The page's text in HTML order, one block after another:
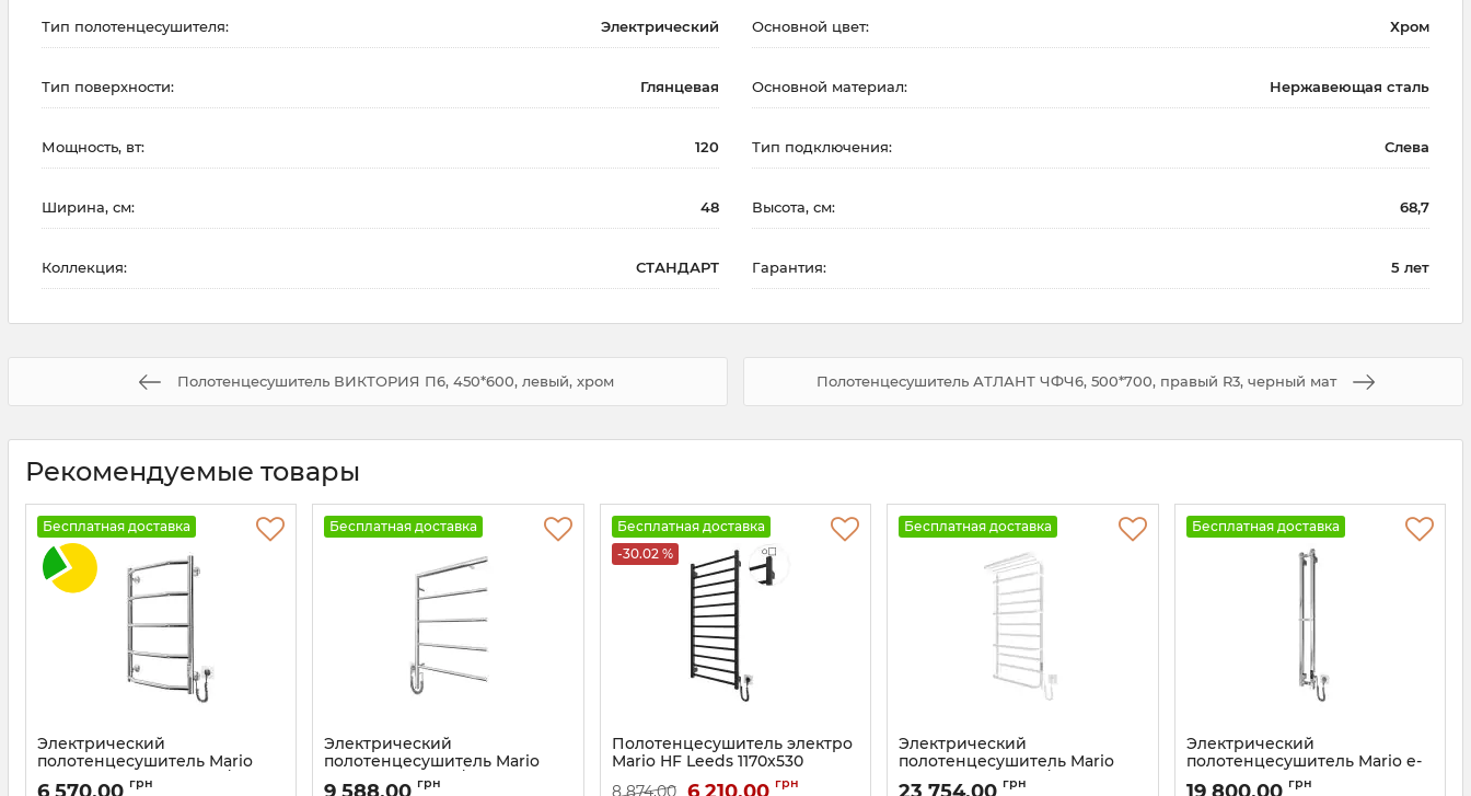
Тип полотенцесушителя: Электрический Основной цвет: Хром
Тип поверхности: Глянцевая Основной материал: Нержавеющая сталь
Мощность, вт: 120 Тип подключения: Слева
Ширина, см: 48 Высота, см: 68,7
Коллекция: СТАНДАРТ Гарантия: 5 лет
Полотенцесушитель ВИКТОРИЯ П6, 450*600, левый, хром Полотенцесушитель АТЛАНТ ЧФЧ6, 500*700, правый R3, черный мат
Рекомендуемые товары
Бесплатная доставка
Электрический
полотенцесушитель Mario
Трапеция НР-I 650х430/110 TR
грн
Бесплатная доставка
Электрический
полотенцесушитель Mario
Romeo-I 770х530/80 TR левый
грн
Бесплатная доставка
-30.02 %
Полотенцесушитель электро
Mario HF Leeds 1170x530
8 874,00 грн
Бесплатная доставка
Электрический
полотенцесушитель Mario
Люксор-I 1100х500/290 TR К
грн
Бесплатная доставка
Электрический
полотенцесушитель Mario e-
INOX Стелла 1170х140 TR 2.0 K
грн